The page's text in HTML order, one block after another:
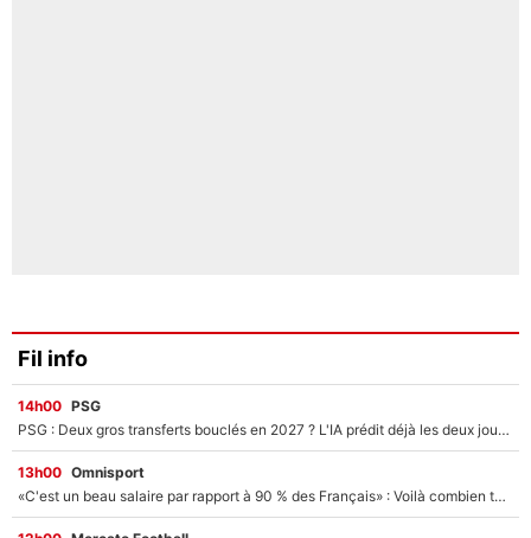
Fil info
14h00 PSG
PSG : Deux gros transferts bouclés en 2027 ? L'IA prédit déjà les deux joueurs qui pourraient rejoindre Luis Enrique !
13h00 Omnisport
«C'est un beau salaire par rapport à 90 % des Français» : Voilà combien touchait Nelson Monfort sur France Télévisions avant de rejoindre CNews